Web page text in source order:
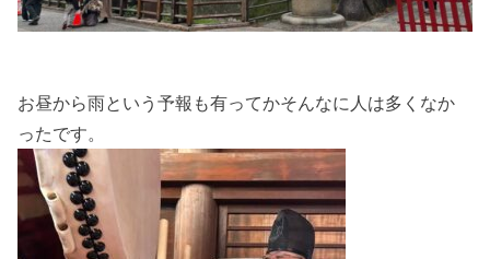
お昼から雨という予報も有ってかそんなに人は多くなか
ったです。